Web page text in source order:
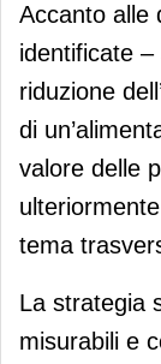
Accanto alle
identificate –
riduzione
di
valore delle
tema
La strategia
misurabili e